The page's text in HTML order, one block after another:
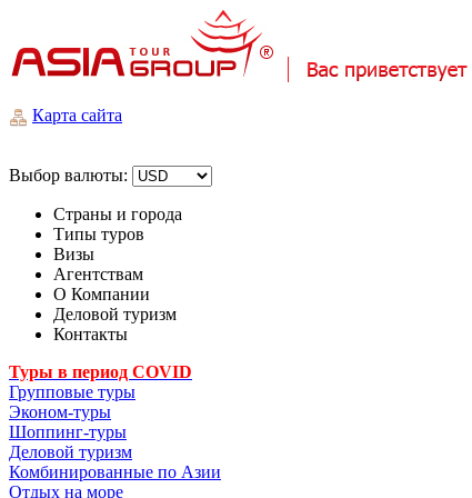
Карта сайта
Выбор валюты:
Страны и города
Типы туров
Визы
Агентствам
О Компании
Деловой туризм
Контакты
Туры в период COVID
Групповые туры
Эконом-туры
Шоппинг-туры
Деловой туризм
Комбинированные по Азии
Отдых на море